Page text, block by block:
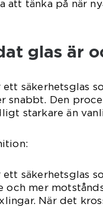
att tänka på när
glas är
ett säkerhetsglas
snabbt. Den
starkare än
ett säkerhetsglas
och mer
När det